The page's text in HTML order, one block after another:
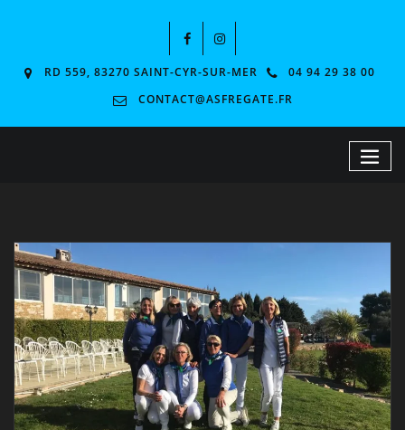
RD 559, 83270 SAINT-CYR-SUR-MER
04 94 29 38 00
CONTACT@ASFREGATE.FR